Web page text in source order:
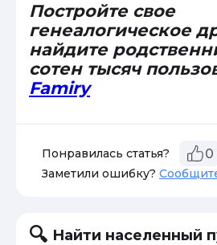
Постройте свое
генеалогическое
найдите
сотен тысяч
Famiry
Понравилась статья? 0
Заметили ошибку?
Найти населенный